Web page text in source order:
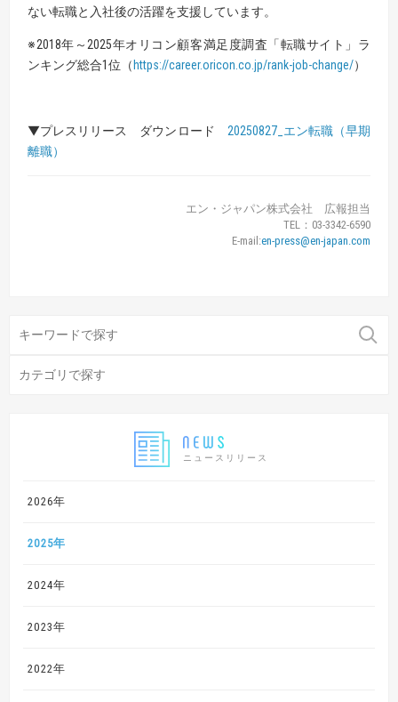
ニュースリリース
2026年
2025年
2024年
2023年
2022年
ない転職と入社後の活躍を支援しています。
※2018年～2025年オリコン顧客満足度調査「転職サイト」ラ
ンキング総合1位（https://career.oricon.co.jp/rank-job-change/）
▼プレスリリース ダウンロード 20250827_エン転職（早期
離職）
エン・ジャパン株式会社 広報担当
TEL：03-3342-6590
E-mail:en-press@en-japan.com